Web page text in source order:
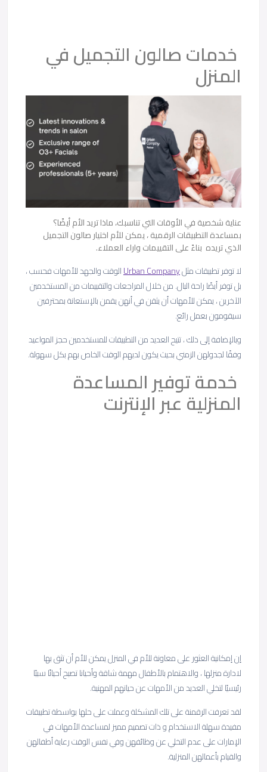
خدمات صالون التجميل في
المنزل
عناية شخصية في الأوقات التي تناسبك، ماذا تريد الأم أيضًا؟
بمساعدة التطبيقات الرقمية ، يمكن للأم اختيار صالون التجميل
الذي تريده بناءً على التقييمات واراء العملاء.
لا توفر تطبيقات مثلUrban Companyالوقت والجهد للأمهات فحسب ،
بل توفر أيضًا راحة البال. من خلال المراجعات والتقييمات من المستخدمين
الآخرين ، يمكن للأمهات أن يثقن في أنهن يقمن بالإستعانة بمحترفين
سيقومون بعمل رائع.
وبالإضافة إلى ذلك ، تتيح العديد من التطبيقات للمستخدمين حجز المواعيد
وفقًا لجدولهن الزمني بحيث يكون لديهم الوقت الخاص بهم بكل سهولة.
خدمة توفير المساعدة
المنزلية عبر الإنترنت
إن إمكانية العثور على معاونة للأم في المنزل يمكن للأم أن تثق بها
لادارة منزلها ، والاهتمام بالأطفال مهمة شاقة وأحيانا تصبح أحيانًا سببًا
رئيسيًا لتخلي العديد من الأمهات عن حياتهم المهنية.
لقد تعرفت الرقمنة على تلك المشكلة وعملت على حلها بواسطة تطبيقات
مفيدة سهلة الاستخدام و ذات تصميم مميز لمساعدة الأمهات في
الإمارات على عدم التخلي عن وظائفهن وفي نفس الوقت رعاية أطفالهن
والقيام بأعمالهن المنزلية.